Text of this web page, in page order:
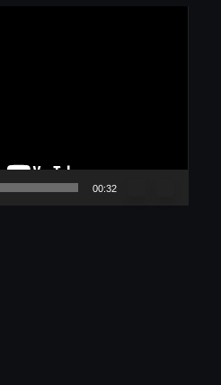
00:32